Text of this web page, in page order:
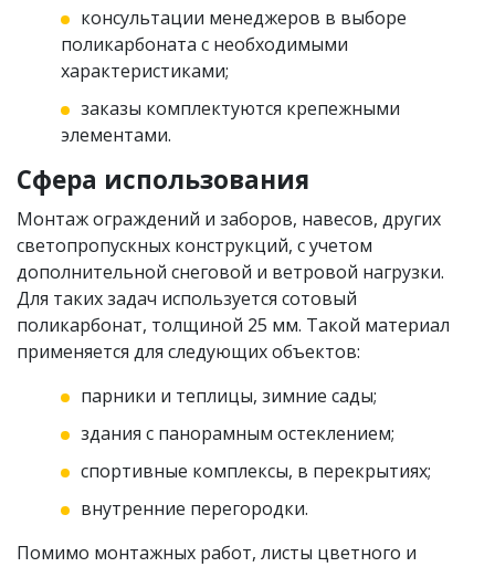
консультации менеджеров в выборе
поликарбоната с необходимыми
характеристиками;
заказы комплектуются крепежными
элементами.
Сфера использования
Монтаж ограждений и заборов, навесов, других
светопропускных конструкций, с учетом
дополнительной снеговой и ветровой нагрузки.
Для таких задач используется сотовый
поликарбонат, толщиной 25 мм. Такой материал
применяется для следующих объектов:
парники и теплицы, зимние сады;
здания с панорамным остеклением;
спортивные комплексы, в перекрытиях;
внутренние перегородки.
Помимо монтажных работ, листы цветного и